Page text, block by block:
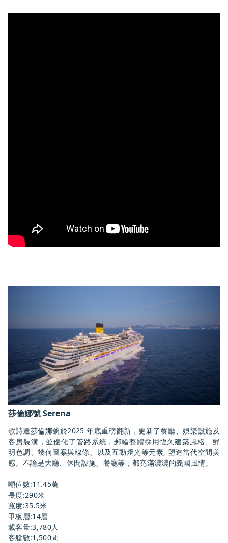
莎倫娜號 Serena
歌詩達莎倫娜號於2025 年底重磅翻新，更新了餐廳、娛樂設施及
客房裝潢，並優化了管路系統，郵輪整體採用恆久建築風格、鮮
明色調、幾何圖案與線條、以及互動燈光等元素, 塑造當代空間美
感。不論是大廳、休閒設施、餐廳等，都充滿濃濃的義國風情。
噸位數:11.45萬
長度:290米
寬度:35.5米
甲板層:14層
載客量:3,780人
客艙數:1,500間